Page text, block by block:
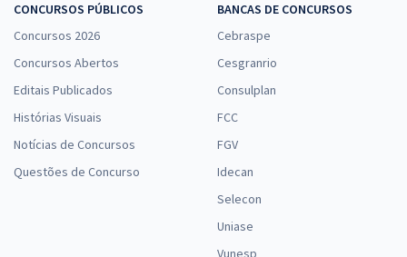
CONCURSOS PÚBLICOS
Concursos 2026
Concursos Abertos
Editais Publicados
Histórias Visuais
Notícias de Concursos
Questões de Concurso
BANCAS DE CONCURSOS
Cebraspe
Cesgranrio
Consulplan
FCC
FGV
Idecan
Selecon
Uniase
Vunesp